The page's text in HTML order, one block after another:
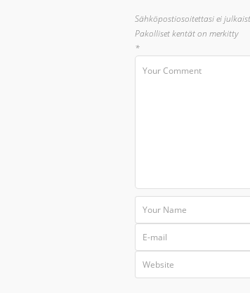
Sähköpostiosoitettasi ei
Pakolliset kentät on merkitty
*